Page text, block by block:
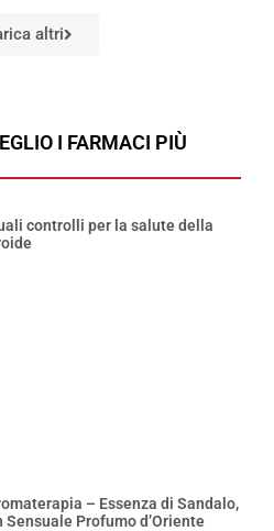
altri
I FARMACI PIÙ
controlli per la salute della
– Essenza di Sandalo,
Sensuale Profumo d’Oriente